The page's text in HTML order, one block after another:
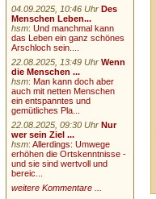
04.09.2025, 10:46 Uhr Des
Menschen Leben...
hsm:Und manchmal kann
das Leben ein ganz schönes
Arschloch sein....
22.08.2025, 13:49 Uhr Wenn
die Menschen ...
hsm:Man kann doch aber
auch mit netten Menschen
ein entspanntes und
gemütliches Pla...
22.08.2025, 09:30 Uhr Nur
wer sein Ziel ...
hsm:Allerdings: Umwege
erhöhen die Ortskenntnisse -
und sie sind wertvoll und
bereic...
weitere Kommentare ...